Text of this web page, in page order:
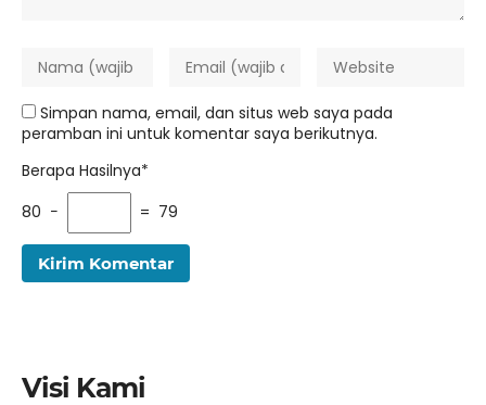
Simpan nama, email, dan situs web saya pada
peramban ini untuk komentar saya berikutnya.
Berapa Hasilnya*
80 −
= 79
Visi Kami